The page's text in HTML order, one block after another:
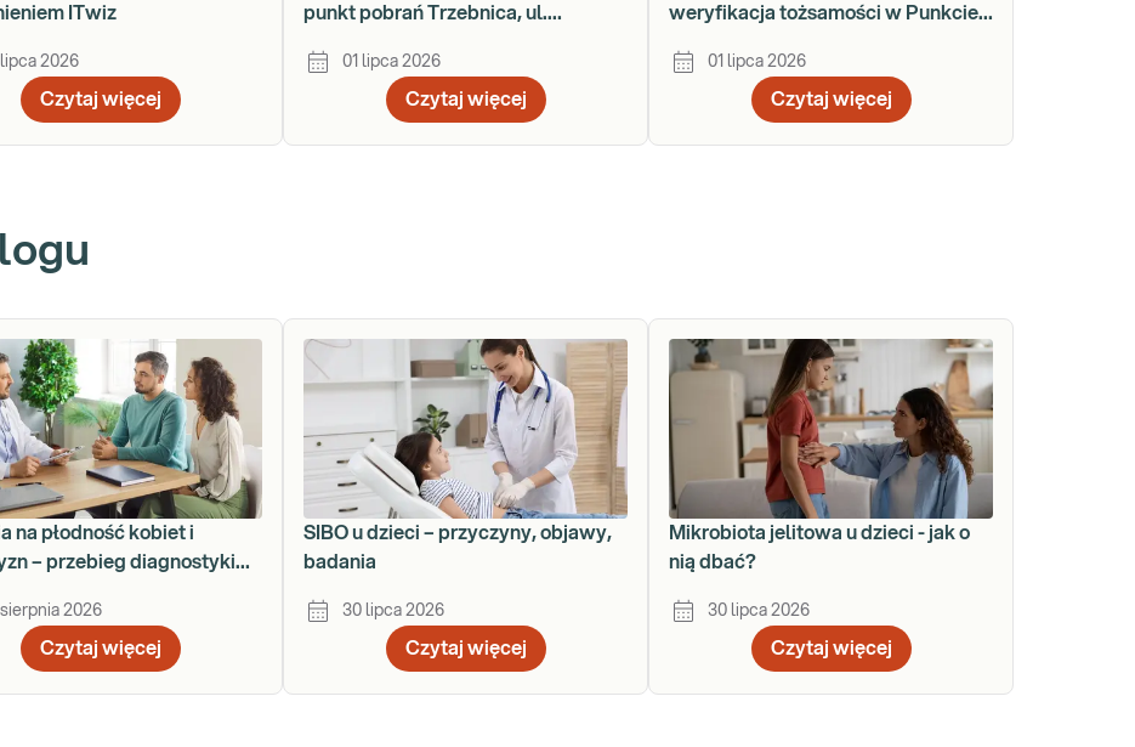
ITwiz
2026
Czytaj więcej
punkt pobrań Trzebnica, ul.
01 lipca 2026
Czytaj więcej
weryfikacja tożsamości w Punkcie
01 lipca 2026
Czytaj więcej
na płodność kobiet i
– przebieg diagnostyki
2026
Czytaj więcej
SIBO u dzieci – przyczyny, objawy,
badania
30 lipca 2026
Czytaj więcej
Mikrobiota jelitowa u dzieci - jak o
nią dbać?
30 lipca 2026
Czytaj więcej